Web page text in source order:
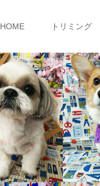
HOME トリミング